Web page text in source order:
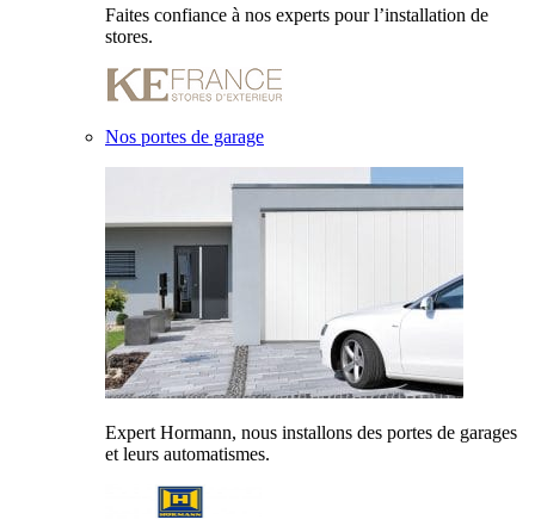
Faites confiance à nos experts pour l’installation de
stores.
Nos portes de garage
Expert Hormann, nous installons des portes de garages
et leurs automatismes.